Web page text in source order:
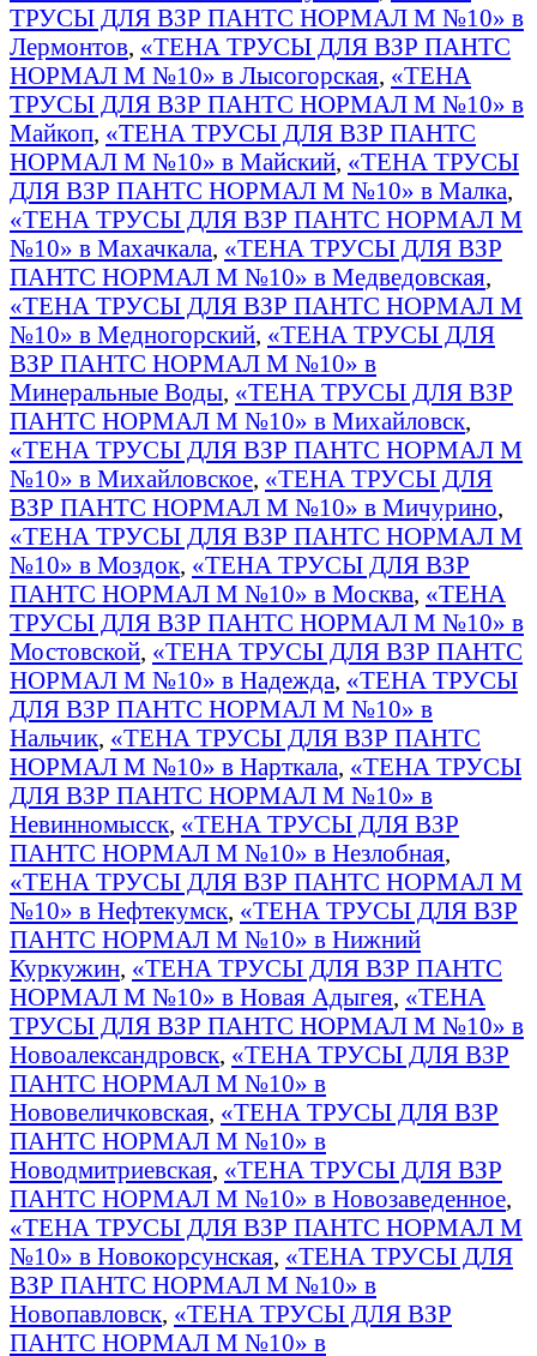
ТРУСЫ ДЛЯ ВЗР ПАНТС НОРМАЛ М №10» в
Лермонтов, «ТЕНА ТРУСЫ ДЛЯ ВЗР ПАНТС
НОРМАЛ М №10» в Лысогорская, «ТЕНА
ТРУСЫ ДЛЯ ВЗР ПАНТС НОРМАЛ М №10» в
Майкоп, «ТЕНА ТРУСЫ ДЛЯ ВЗР ПАНТС
НОРМАЛ М №10» в Майский, «ТЕНА ТРУСЫ
ДЛЯ ВЗР ПАНТС НОРМАЛ М №10» в Малка,
«ТЕНА ТРУСЫ ДЛЯ ВЗР ПАНТС НОРМАЛ М
№10» в Махачкала, «ТЕНА ТРУСЫ ДЛЯ ВЗР
ПАНТС НОРМАЛ М №10» в Медведовская,
«ТЕНА ТРУСЫ ДЛЯ ВЗР ПАНТС НОРМАЛ М
№10» в Медногорский, «ТЕНА ТРУСЫ ДЛЯ
ВЗР ПАНТС НОРМАЛ М №10» в
Минеральные Воды, «ТЕНА ТРУСЫ ДЛЯ ВЗР
ПАНТС НОРМАЛ М №10» в Михайловск,
«ТЕНА ТРУСЫ ДЛЯ ВЗР ПАНТС НОРМАЛ М
№10» в Михайловское, «ТЕНА ТРУСЫ ДЛЯ
ВЗР ПАНТС НОРМАЛ М №10» в Мичурино,
«ТЕНА ТРУСЫ ДЛЯ ВЗР ПАНТС НОРМАЛ М
№10» в Моздок, «ТЕНА ТРУСЫ ДЛЯ ВЗР
ПАНТС НОРМАЛ М №10» в Москва, «ТЕНА
ТРУСЫ ДЛЯ ВЗР ПАНТС НОРМАЛ М №10» в
Мостовской, «ТЕНА ТРУСЫ ДЛЯ ВЗР ПАНТС
НОРМАЛ М №10» в Надежда, «ТЕНА ТРУСЫ
ДЛЯ ВЗР ПАНТС НОРМАЛ М №10» в
Нальчик, «ТЕНА ТРУСЫ ДЛЯ ВЗР ПАНТС
НОРМАЛ М №10» в Нарткала, «ТЕНА ТРУСЫ
ДЛЯ ВЗР ПАНТС НОРМАЛ М №10» в
Невинномысск, «ТЕНА ТРУСЫ ДЛЯ ВЗР
ПАНТС НОРМАЛ М №10» в Незлобная,
«ТЕНА ТРУСЫ ДЛЯ ВЗР ПАНТС НОРМАЛ М
№10» в Нефтекумск, «ТЕНА ТРУСЫ ДЛЯ ВЗР
ПАНТС НОРМАЛ М №10» в Нижний
Куркужин, «ТЕНА ТРУСЫ ДЛЯ ВЗР ПАНТС
НОРМАЛ М №10» в Новая Адыгея, «ТЕНА
ТРУСЫ ДЛЯ ВЗР ПАНТС НОРМАЛ М №10» в
Новоалександровск, «ТЕНА ТРУСЫ ДЛЯ ВЗР
ПАНТС НОРМАЛ М №10» в
Нововеличковская, «ТЕНА ТРУСЫ ДЛЯ ВЗР
ПАНТС НОРМАЛ М №10» в
Новодмитриевская, «ТЕНА ТРУСЫ ДЛЯ ВЗР
ПАНТС НОРМАЛ М №10» в Новозаведенное,
«ТЕНА ТРУСЫ ДЛЯ ВЗР ПАНТС НОРМАЛ М
№10» в Новокорсунская, «ТЕНА ТРУСЫ ДЛЯ
ВЗР ПАНТС НОРМАЛ М №10» в
Новопавловск, «ТЕНА ТРУСЫ ДЛЯ ВЗР
ПАНТС НОРМАЛ М №10» в